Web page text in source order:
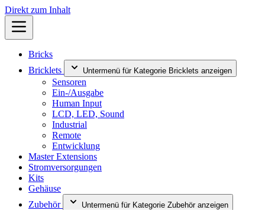
Direkt zum Inhalt
Bricks
Bricklets
Untermenü für Kategorie Bricklets anzeigen
Sensoren
Ein-/Ausgabe
Human Input
LCD, LED, Sound
Industrial
Remote
Entwicklung
Master Extensions
Stromversorgungen
Kits
Gehäuse
Zubehör
Untermenü für Kategorie Zubehör anzeigen